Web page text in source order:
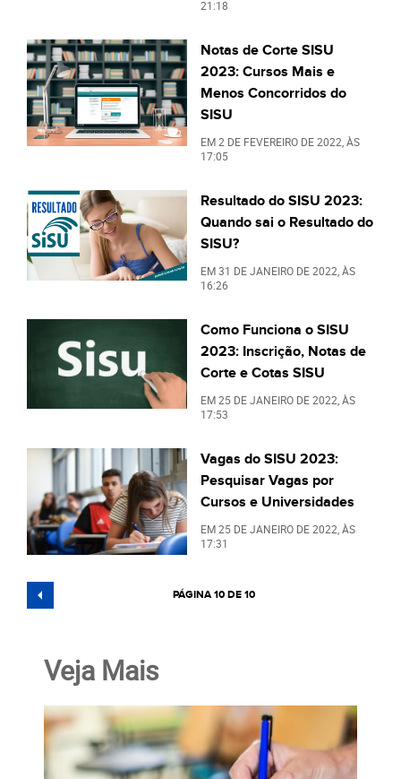
21:18
Notas de Corte SISU
2023: Cursos Mais e
Menos Concorridos do
SISU
EM2 DE FEVEREIRO DE 2022 , ÀS
17:05
Resultado do SISU 2023:
Quando sai o Resultado do
SISU?
EM31 DE JANEIRO DE 2022 , ÀS
16:26
Como Funciona o SISU
2023: Inscrição, Notas de
Corte e Cotas SISU
EM25 DE JANEIRO DE 2022 , ÀS
17:53
Vagas do SISU 2023:
Pesquisar Vagas por
Cursos e Universidades
EM25 DE JANEIRO DE 2022 , ÀS
17:31
PÁGINA 10 DE 10
Veja Mais